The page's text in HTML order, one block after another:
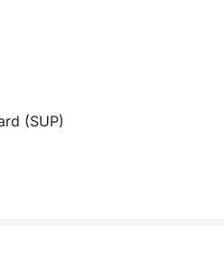
(SUP)